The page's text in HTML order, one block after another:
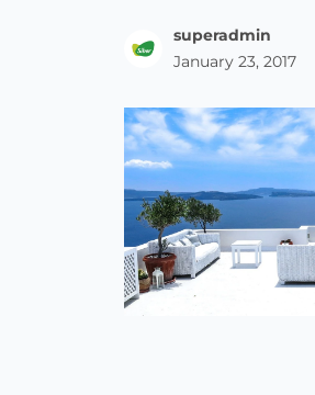
superadmin
January 23, 2017